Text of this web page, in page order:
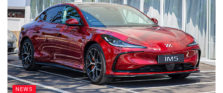
NEWS